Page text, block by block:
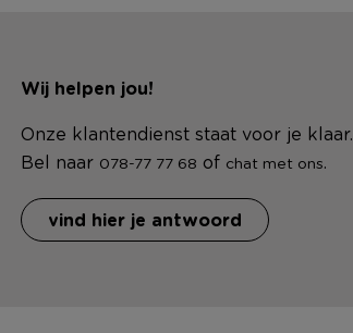
Wij helpen jou!
Onze klantendienst staat voor je klaar.
Bel naar 078-77 77 68 of chat met ons.
vind hier je antwoord